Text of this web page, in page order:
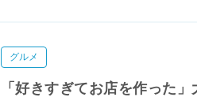
グルメ
「好きすぎてお店を作った